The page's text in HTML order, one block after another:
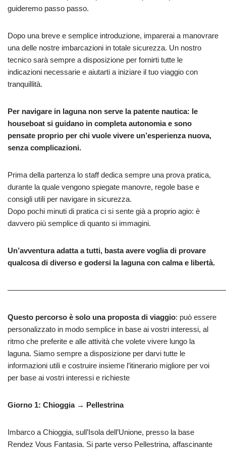
guideremo passo passo.
Dopo una breve e semplice introduzione, imparerai a manovrare
una delle nostre imbarcazioni in totale sicurezza. Un nostro
tecnico sarà sempre a disposizione per fornirti tutte le
indicazioni necessarie e aiutarti a iniziare il tuo viaggio con
tranquillità.
Per navigare in laguna non serve la patente nautica: le
houseboat si guidano in completa autonomia e sono
pensate proprio per chi vuole vivere un’esperienza nuova,
senza complicazioni.
Prima della partenza lo staff dedica sempre una prova pratica,
durante la quale vengono spiegate manovre, regole base e
consigli utili per navigare in sicurezza.
Dopo pochi minuti di pratica ci si sente già a proprio agio: è
davvero più semplice di quanto si immagini.
Un’avventura adatta a tutti, basta avere voglia di provare
qualcosa di diverso e godersi la laguna con calma e libertà.
Questo percorso è solo una proposta di viaggio: può essere
personalizzato in modo semplice in base ai vostri interessi, al
ritmo che preferite e alle attività che volete vivere lungo la
laguna. Siamo sempre a disposizione per darvi tutte le
informazioni utili e costruire insieme l’itinerario migliore per voi
per base ai vostri interessi e richieste
Giorno 1: Chioggia → Pellestrina
Imbarco a Chioggia, sull’Isola dell’Unione, presso la base
Rendez Vous Fantasia. Si parte verso Pellestrina, affascinante